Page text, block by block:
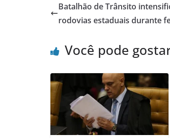
Batalhão de Trânsito
rodovias estaduais durante
Você pode